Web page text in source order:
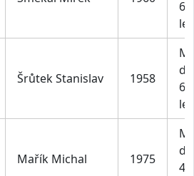
69
let
Šrůtek Stanislav 1958
do
69
let
Mařík Michal 1975
do
49